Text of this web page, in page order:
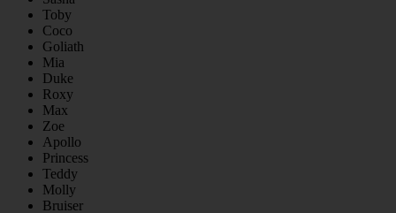
Toby
Coco
Goliath
Mia
Duke
Roxy
Max
Zoe
Apollo
Princess
Teddy
Molly
Bruiser